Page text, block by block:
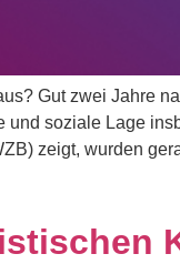
Gut zwei Jahre
soziale Lage
zeigt, wurden